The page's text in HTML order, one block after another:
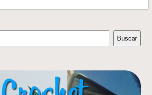
Buscar